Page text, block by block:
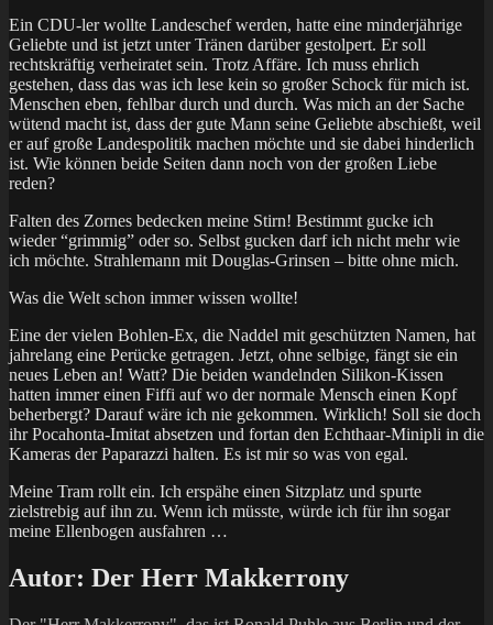
Ein CDU-ler wollte Landeschef werden, hatte eine minderjährige
Geliebte und ist jetzt unter Tränen darüber gestolpert. Er soll
rechtskräftig verheiratet sein. Trotz Affäre. Ich muss ehrlich
gestehen, dass das was ich lese kein so großer Schock für mich ist.
Menschen eben, fehlbar durch und durch. Was mich an der Sache
wütend macht ist, dass der gute Mann seine Geliebte abschießt, weil
er auf große Landespolitik machen möchte und sie dabei hinderlich
ist. Wie können beide Seiten dann noch von der großen Liebe
reden?
Falten des Zornes bedecken meine Stirn! Bestimmt gucke ich
wieder “grimmig” oder so. Selbst gucken darf ich nicht mehr wie
ich möchte. Strahlemann mit Douglas-Grinsen – bitte ohne mich.
Was die Welt schon immer wissen wollte!
Eine der vielen Bohlen-Ex, die Naddel mit geschützten Namen, hat
jahrelang eine Perücke getragen. Jetzt, ohne selbige, fängt sie ein
neues Leben an! Watt? Die beiden wandelnden Silikon-Kissen
hatten immer einen Fiffi auf wo der normale Mensch einen Kopf
beherbergt? Darauf wäre ich nie gekommen. Wirklich! Soll sie doch
ihr Pocahonta-Imitat absetzen und fortan den Echthaar-Minipli in die
Kameras der Paparazzi halten. Es ist mir so was von egal.
Meine Tram rollt ein. Ich erspähe einen Sitzplatz und spurte
zielstrebig auf ihn zu. Wenn ich müsste, würde ich für ihn sogar
meine Ellenbogen ausfahren …
Autor: Der Herr Makkerrony